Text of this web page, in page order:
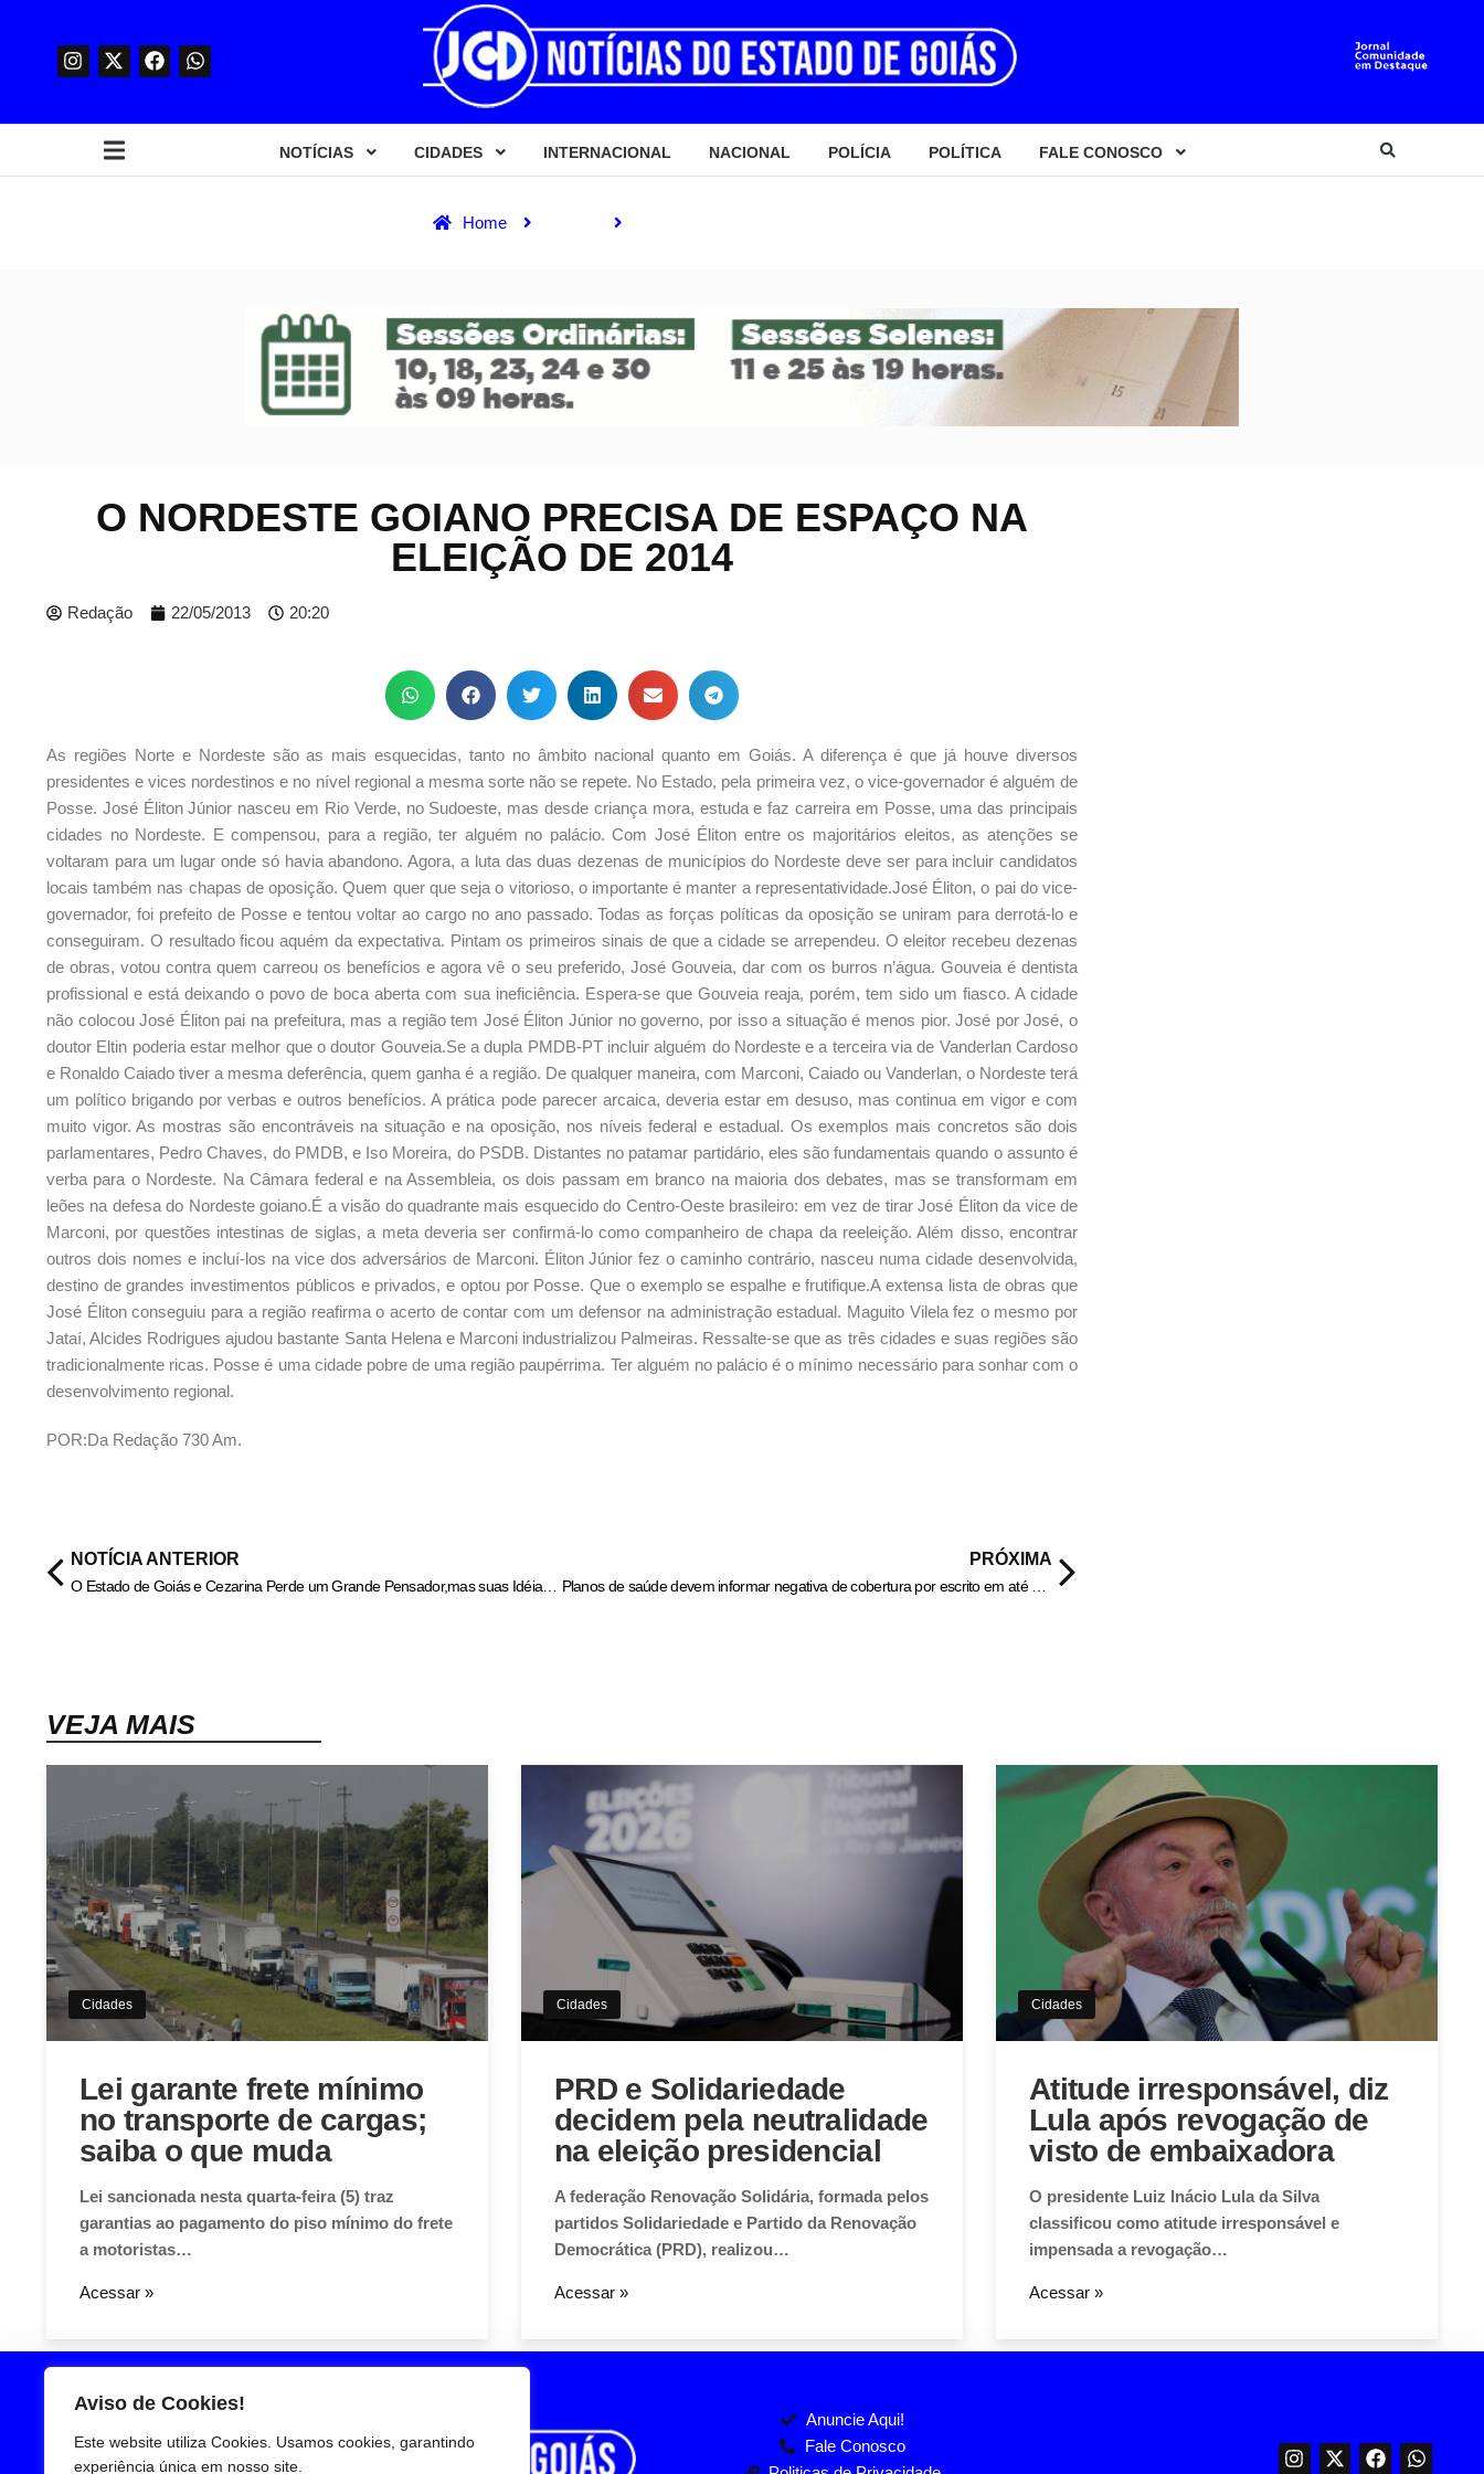
Aviso de Cookies!
Este website utiliza Cookies. Usamos cookies, garantindo
experiência única em nosso site.
NOTÍCIAS CIDADES INTERNACIONAL NACIONAL POLÍCIA POLÍTICA FALE CONOSCO
Home
O NORDESTE GOIANO PRECISA DE ESPAÇO NA
ELEIÇÃO DE 2014
Redação 22/05/2013 20:20
As regiões Norte e Nordeste são as mais esquecidas, tanto no âmbito nacional quanto em Goiás. A diferença é que já houve diversos
presidentes e vices nordestinos e no nível regional a mesma sorte não se repete. No Estado, pela primeira vez, o vice-governador é alguém de
Posse. José Éliton Júnior nasceu em Rio Verde, no Sudoeste, mas desde criança mora, estuda e faz carreira em Posse, uma das principais
cidades no Nordeste. E compensou, para a região, ter alguém no palácio. Com José Éliton entre os majoritários eleitos, as atenções se
voltaram para um lugar onde só havia abandono. Agora, a luta das duas dezenas de municípios do Nordeste deve ser para incluir candidatos
locais também nas chapas de oposição. Quem quer que seja o vitorioso, o importante é manter a representatividade.José Éliton, o pai do vice-
governador, foi prefeito de Posse e tentou voltar ao cargo no ano passado. Todas as forças políticas da oposição se uniram para derrotá-lo e
conseguiram. O resultado ficou aquém da expectativa. Pintam os primeiros sinais de que a cidade se arrependeu. O eleitor recebeu dezenas
de obras, votou contra quem carreou os benefícios e agora vê o seu preferido, José Gouveia, dar com os burros n’água. Gouveia é dentista
profissional e está deixando o povo de boca aberta com sua ineficiência. Espera-se que Gouveia reaja, porém, tem sido um fiasco. A cidade
não colocou José Éliton pai na prefeitura, mas a região tem José Éliton Júnior no governo, por isso a situação é menos pior. José por José, o
doutor Eltin poderia estar melhor que o doutor Gouveia.Se a dupla PMDB-PT incluir alguém do Nordeste e a terceira via de Vanderlan Cardoso
e Ronaldo Caiado tiver a mesma deferência, quem ganha é a região. De qualquer maneira, com Marconi, Caiado ou Vanderlan, o Nordeste terá
um político brigando por verbas e outros benefícios. A prática pode parecer arcaica, deveria estar em desuso, mas continua em vigor e com
muito vigor. As mostras são encontráveis na situação e na oposição, nos níveis federal e estadual. Os exemplos mais concretos são dois
parlamentares, Pedro Chaves, do PMDB, e Iso Moreira, do PSDB. Distantes no patamar partidário, eles são fundamentais quando o assunto é
verba para o Nordeste. Na Câmara federal e na Assembleia, os dois passam em branco na maioria dos debates, mas se transformam em
leões na defesa do Nordeste goiano.É a visão do quadrante mais esquecido do Centro-Oeste brasileiro: em vez de tirar José Éliton da vice de
Marconi, por questões intestinas de siglas, a meta deveria ser confirmá-lo como companheiro de chapa da reeleição. Além disso, encontrar
outros dois nomes e incluí-los na vice dos adversários de Marconi. Éliton Júnior fez o caminho contrário, nasceu numa cidade desenvolvida,
destino de grandes investimentos públicos e privados, e optou por Posse. Que o exemplo se espalhe e frutifique.A extensa lista de obras que
José Éliton conseguiu para a região reafirma o acerto de contar com um defensor na administração estadual. Maguito Vilela fez o mesmo por
Jataí, Alcides Rodrigues ajudou bastante Santa Helena e Marconi industrializou Palmeiras. Ressalte-se que as três cidades e suas regiões são
tradicionalmente ricas. Posse é uma cidade pobre de uma região paupérrima. Ter alguém no palácio é o mínimo necessário para sonhar com o
desenvolvimento regional.
POR:Da Redação 730 Am.
NOTÍCIA ANTERIOR PRÓXIMA
VEJA MAIS
Cidades
Lei garante frete mínimo
no transporte de cargas;
saiba o que muda
Lei sancionada nesta quarta-feira (5) traz
garantias ao pagamento do piso mínimo do frete
a motoristas…
Acessar »
Cidades
PRD e Solidariedade
decidem pela neutralidade
na eleição presidencial
A federação Renovação Solidária, formada pelos
partidos Solidariedade e Partido da Renovação
Democrática (PRD), realizou…
Acessar »
Cidades
Atitude irresponsável, diz
Lula após revogação de
visto de embaixadora
O presidente Luiz Inácio Lula da Silva
classificou como atitude irresponsável e
impensada a revogação…
Acessar »
Anuncie Aqui!
Fale Conosco